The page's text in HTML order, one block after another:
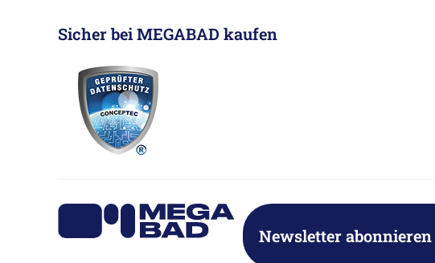
Sicher bei MEGABAD kaufen
Newsletter abonnieren